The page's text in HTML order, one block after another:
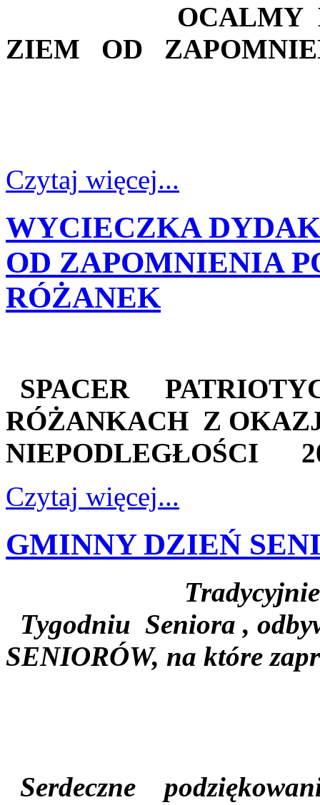
OCALMY
ZIEM OD
Czytaj więcej...
WYCIECZKA
OD ZAPOMNIENIA
RÓŻANEK
SPACER
RÓŻANKACH Z
NIEPODLEGŁOŚCI
Czytaj więcej...
GMINNY DZIEŃ
Tygodniu Seniora ,
SENIORÓW, na które
Serdeczne